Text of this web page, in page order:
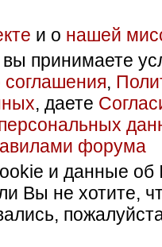
и о нашей
принимаете
соглашения,
, даете
форума
и данные об
Вы не хотите,